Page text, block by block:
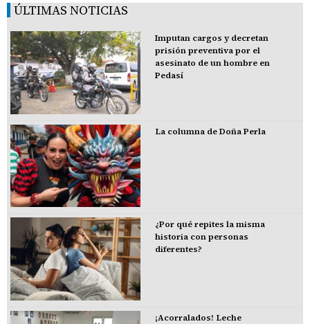
ÚLTIMAS NOTICIAS
Imputan cargos y decretan
prisión preventiva por el
asesinato de un hombre en
Pedasí
La columna de Doña Perla
¿Por qué repites la misma
historia con personas
diferentes?
¡Acorralados! Leche